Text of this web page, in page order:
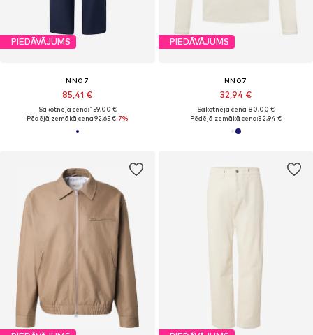
PIEDĀVĀJUMS
NN07
85,41 €
Sākotnējā cena: 159,00 €
Pēdējā zemākā cena:92,65 €-7%
PIEDĀVĀJUMS
NN07
32,94 €
Sākotnējā cena: 80,00 €
Pēdējā zemākā cena:32,94 €